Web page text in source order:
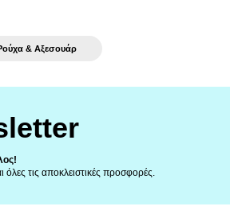
& Αξεσουάρ
τις αποκλειστικές προσφορές.